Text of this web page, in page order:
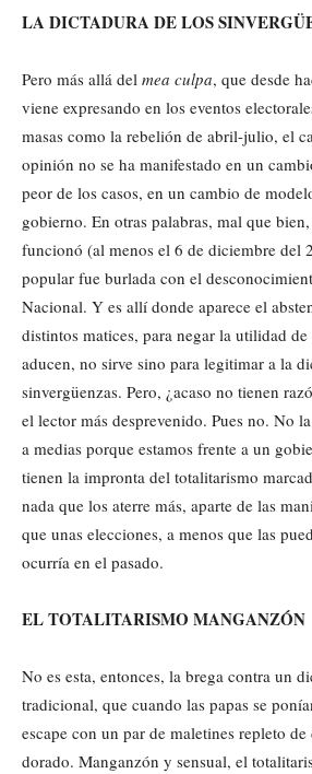
LA DICTADURA DE LOS
Pero más allá del mea culpa, que desde
viene expresando en los eventos
masas como la rebelión de abril-julio, el
opinión no se ha manifestado en un
peor de los casos, en un cambio de
gobierno. En otras palabras, mal que
funcionó (al menos el 6 de diciembre del
popular fue burlada con el
Nacional. Y es allí donde aparece el
distintos matices, para negar la utilidad
aducen, no sirve sino para legitimar a la
sinvergüenzas. Pero, ¿acaso no tienen
el lector más desprevenido. Pues no. No
a medias porque estamos frente a un
tienen la impronta del totalitarismo
nada que los aterre más, aparte de las
que unas elecciones, a menos que las
ocurría en el pasado.
EL TOTALITARISMO MANGANZÓN
No es esta, entonces, la brega contra un
tradicional, que cuando las papas se
escape con un par de maletines repleto
dorado. Manganzón y sensual, el